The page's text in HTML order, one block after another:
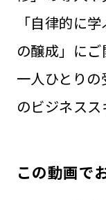
「自律的に
の醸成」に
一人ひとり
のビジネス
この動画で